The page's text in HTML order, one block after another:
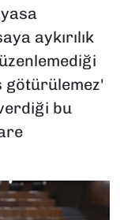
aykırılık
götürülemez'
bu